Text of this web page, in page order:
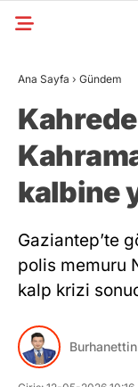
Ana Sayfa › Gündem
kalbine
Gaziantep’te
polis memuru
kalp krizi